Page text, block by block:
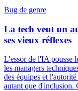
Bug de genre
La tech veut un
ses vieux réflexes
L'essor de l'IA pousse
les managers
des équipes et
autant que d'inclusion.